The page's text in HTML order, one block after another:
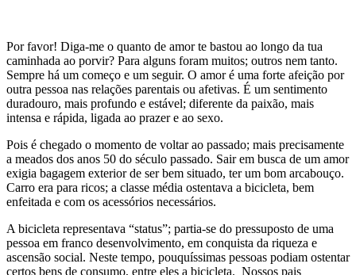
Por favor! Diga-me o quanto de amor te bastou ao longo da tua
caminhada ao porvir? Para alguns foram muitos; outros nem tanto.
Sempre há um começo e um seguir. O amor é uma forte afeição por
outra pessoa nas relações parentais ou afetivas. É um sentimento
duradouro, mais profundo e estável; diferente da paixão, mais
intensa e rápida, ligada ao prazer e ao sexo.
Pois é chegado o momento de voltar ao passado; mais precisamente
a meados dos anos 50 do século passado. Sair em busca de um amor
exigia bagagem exterior de ser bem situado, ter um bom arcabouço.
Carro era para ricos; a classe média ostentava a bicicleta, bem
enfeitada e com os acessórios necessários.
A bicicleta representava “status”; partia-se do pressuposto de uma
pessoa em franco desenvolvimento, em conquista da riqueza e
ascensão social. Neste tempo, pouquíssimas pessoas podiam ostentar
certos bens de consumo, entre eles a bicicleta. Nossos pais